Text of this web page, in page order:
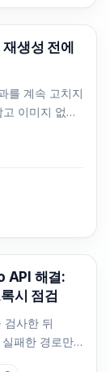
생성 전에
를 계속 고치지
이미지 없는
해결:
시 점검
사한 뒤
패한 경로만